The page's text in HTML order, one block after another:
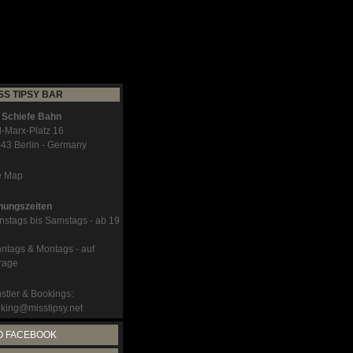
TIPSY BAR
Schiefe Bahn
Marx-Platz 16
Berlin - Germany
Map
bis Samstags - ab 19
& Montags - auf
& Bookings:
FACEBOOK